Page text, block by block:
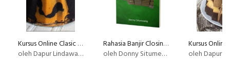
Kursus Online Clasic Marble Cake Dapur Lindawaty PU
oleh Dapur Lindawaty
Rahasia Banjir Closing Setiap Hari
oleh Donny Situmeang
oleh Dapur